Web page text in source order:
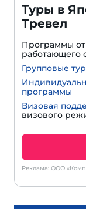
Туры в
Тревел
Программы от
работающего
Групповые
программы
Визовая
визового
Реклама: ООО